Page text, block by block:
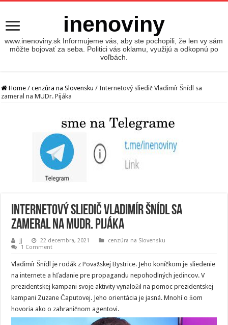
inenoviny
www.inenoviny.sk Informujeme vás, aby ste pochopili, že len vy sám
môžte bojovať za seba. Politici vás oklamu, využijú a odkopnú po
voľbách.
Home / cenzúra na Slovensku / Internetový sliedič Vladimír Šnídl sa
zameral na MUDr. Pijáka
Internetový sliedič Vladimír Šnídl sa
zameral na MUDr. Pijáka
jj 22 decembra, 2021
cenzúra na Slovensku
1 Comment
Vladimír Šnídl je rodák z Považskej Bystrice. Jeho koníčkom je sliedenie
na internete a hľadanie pre propagandu nepohodlných jedincov. V
prezidentskej kampani svoje aktivity vynaložil na pomoc prezidentskej
kampani Zuzane Čaputovej. Jeho orientácia je jasná. Mnohí o ňom
hovoria ako o zahraničnom agentovi.